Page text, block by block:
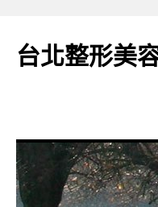
台北整形美